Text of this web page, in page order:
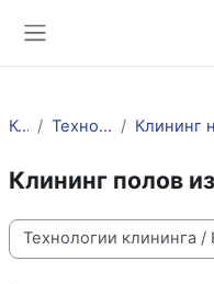
Курсы Технологии клининга
Клининг полов
Категории курсов